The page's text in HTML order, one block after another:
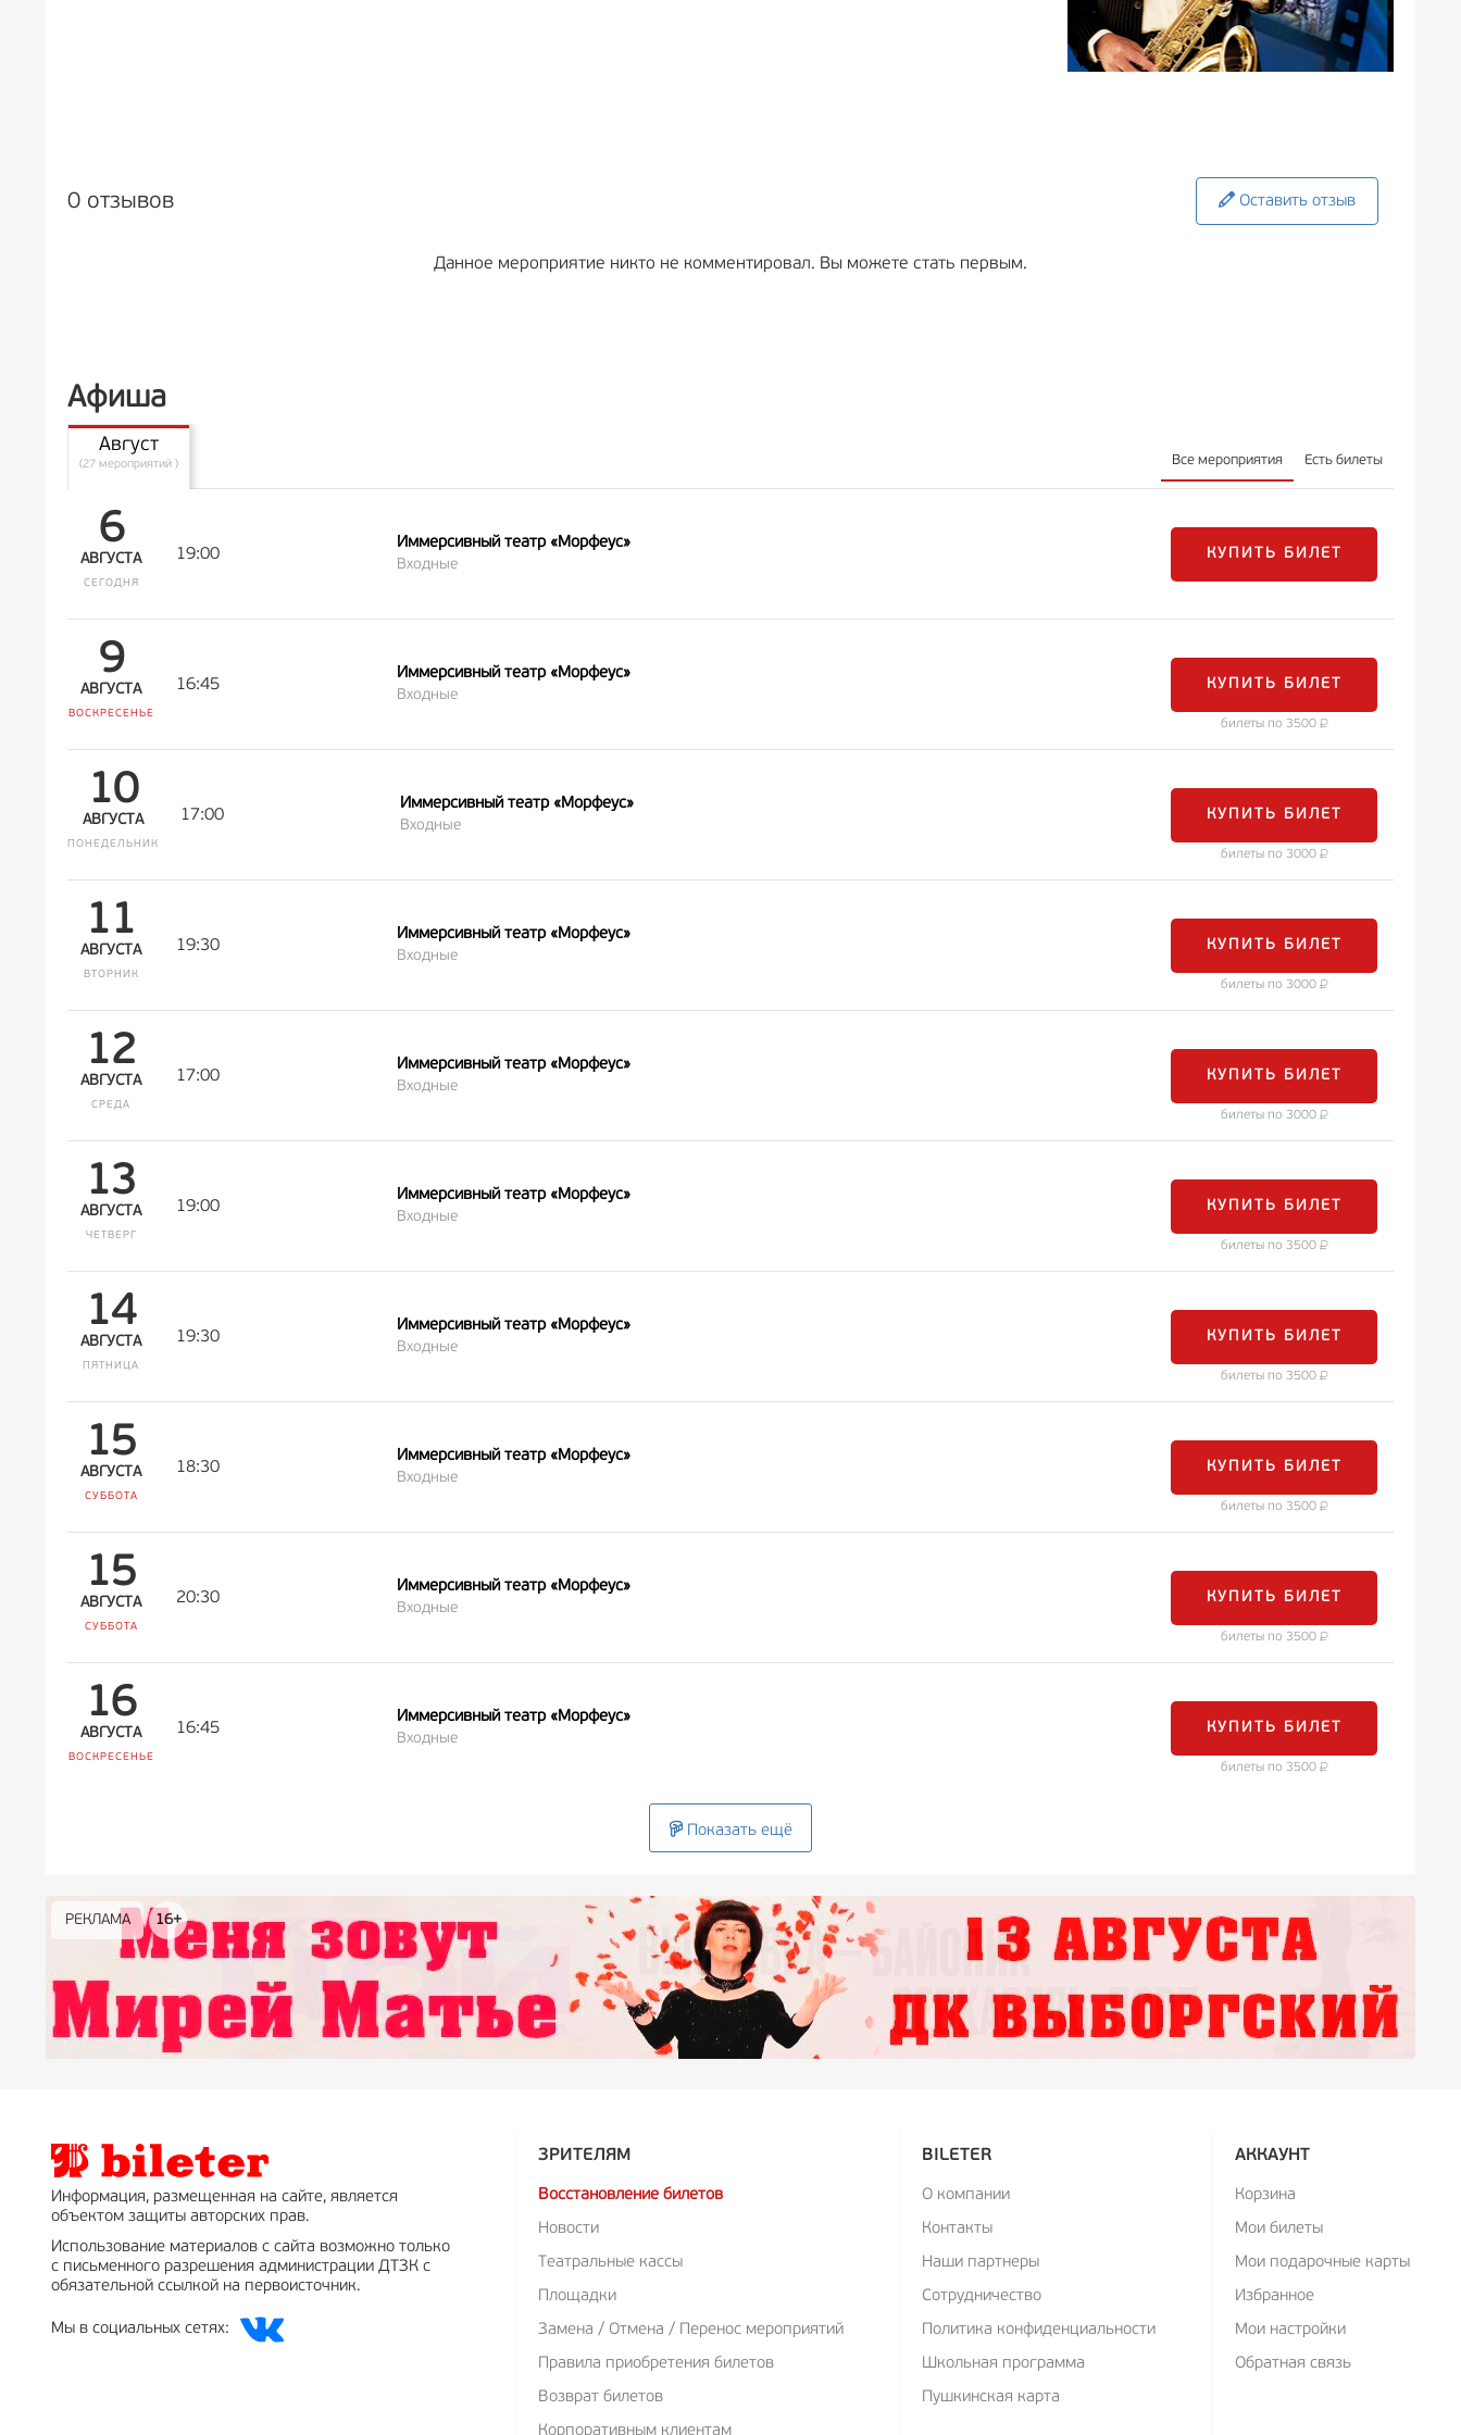
0 отзывов Оставить отзыв
Данное мероприятие никто не комментировал. Вы можете стать первым.
Афиша
Все мероприятия Есть билеты
Август
(27 мероприятий )
6
АВГУСТА
СЕГОДНЯ
19:00
Иммерсивный театр «Морфеус»
Входные
КУПИТЬ БИЛЕТ
9
АВГУСТА
ВОСКРЕСЕНЬЕ
16:45
Иммерсивный театр «Морфеус»
Входные
КУПИТЬ БИЛЕТ
билеты по 3500
10
АВГУСТА
ПОНЕДЕЛЬНИК
17:00
Иммерсивный театр «Морфеус»
Входные
КУПИТЬ БИЛЕТ
билеты по 3000
11
АВГУСТА
ВТОРНИК
19:30
Иммерсивный театр «Морфеус»
Входные
КУПИТЬ БИЛЕТ
билеты по 3000
12
АВГУСТА
СРЕДА
17:00
Иммерсивный театр «Морфеус»
Входные
КУПИТЬ БИЛЕТ
билеты по 3000
13
АВГУСТА
ЧЕТВЕРГ
19:00
Иммерсивный театр «Морфеус»
Входные
КУПИТЬ БИЛЕТ
билеты по 3500
14
АВГУСТА
ПЯТНИЦА
19:30
Иммерсивный театр «Морфеус»
Входные
КУПИТЬ БИЛЕТ
билеты по 3500
15
АВГУСТА
СУББОТА
18:30
Иммерсивный театр «Морфеус»
Входные
КУПИТЬ БИЛЕТ
билеты по 3500
15
АВГУСТА
СУББОТА
20:30
Иммерсивный театр «Морфеус»
Входные
КУПИТЬ БИЛЕТ
билеты по 3500
16
АВГУСТА
ВОСКРЕСЕНЬЕ
16:45
Иммерсивный театр «Морфеус»
Входные
КУПИТЬ БИЛЕТ
билеты по 3500
Показать ещё
РЕКЛАМА 16+
РЕКЛАМА 16+
РЕКЛАМА 12+
РЕКЛАМА
РЕКЛАМА 0+
РЕКЛАМА 18+
Информация, размещенная на сайте, является
объектом защиты авторских прав.
Использование материалов с сайта возможно только
с письменного разрешения администрации ДТЗК с
обязательной ссылкой на первоисточник.
Мы в социальных сетях:
ЗРИТЕЛЯМ
Восстановление билетов
Новости
Театральные кассы
Площадки
Замена / Отмена / Перенос мероприятий
Правила приобретения билетов
Возврат билетов
Корпоративным клиентам
BILETER
О компании
Контакты
Наши партнеры
Сотрудничество
Политика конфиденциальности
Школьная программа
Пушкинская карта
АККАУНТ
Корзина
Мои билеты
Мои подарочные карты
Избранное
Мои настройки
Обратная связь